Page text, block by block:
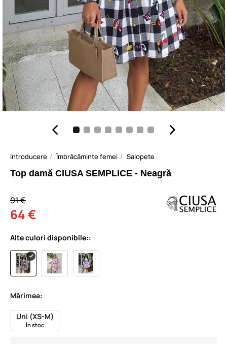
Introducere Îmbrăcăminte femei Salopete
Top damă CIUSA SEMPLICE - Neagră
91 €
64 €
Alte culori disponibile::
Mărimea:
Uni (XS-M)
În stoc